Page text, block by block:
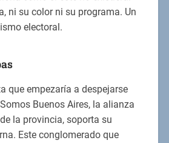
ni su color ni su programa. Un
electoral.
que empezaría a despejarse
Buenos Aires, la alianza
la provincia, soporta su
Este conglomerado que